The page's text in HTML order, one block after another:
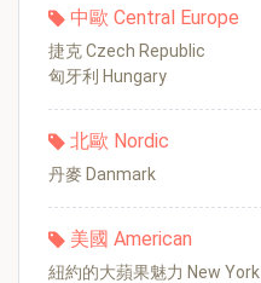
中歐 Central Europe
捷克 Czech Republic
匈牙利 Hungary
北歐 Nordic
丹麥 Danmark
美國 American
紐約的大蘋果魅力 New York